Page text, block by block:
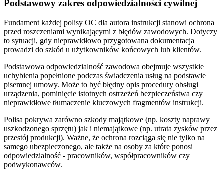
Podstawowy zakres odpowiedzialności cywilnej
Fundament każdej polisy OC dla autora instrukcji stanowi ochrona
przed roszczeniami wynikającymi z błędów zawodowych. Dotyczy
to sytuacji, gdy nieprawidłowo przygotowana dokumentacja
prowadzi do szkód u użytkowników końcowych lub klientów.
Podstawowa odpowiedzialność zawodowa obejmuje wszystkie
uchybienia popełnione podczas świadczenia usług na podstawie
pisemnej umowy. Może to być błędny opis procedury obsługi
urządzenia, pominięcie istotnych ostrzeżeń bezpieczeństwa czy
nieprawidłowe tłumaczenie kluczowych fragmentów instrukcji.
Polisa pokrywa zarówno szkody majątkowe (np. koszty naprawy
uszkodzonego sprzętu) jak i niemajątkowe (np. utrata zysków przez
przestój produkcji). Ważne, że ochrona rozciąga się nie tylko na
samego ubezpieczonego, ale także na osoby za które ponosi
odpowiedzialność - pracowników, współpracowników czy
podwykonawców.